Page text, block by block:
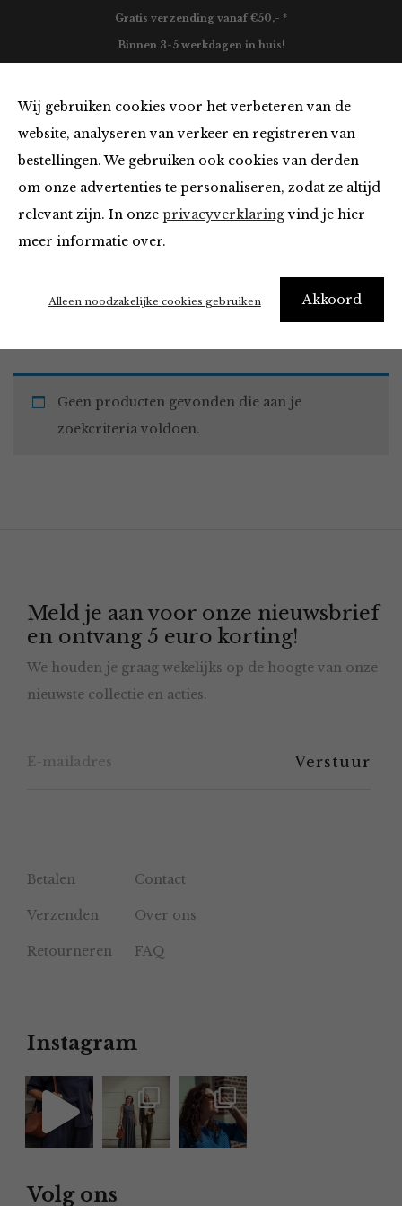
Wij gebruiken cookies voor het verbeteren van de
website, analyseren van verkeer en registreren van
bestellingen. We gebruiken ook cookies van derden
om onze advertenties te personaliseren, zodat ze altijd
relevant zijn. In onze privacyverklaringvind je hier
meer informatie over.
Akkoord
Alleen noodzakelijke cookies gebruiken
Gratis verzending vanaf €50,- *
Binnen 3-5 werkdagen in huis!
Must Haves
Home Winkel Accessoires Must Haves
Geen producten gevonden die aan je
zoekcriteria voldoen.
Meld je aan voor onze nieuwsbrief
en ontvang 5 euro korting!
We houden je graag wekelijks op de hoogte van onze
nieuwste collectie en acties.
Betalen Contact
Verzenden Over ons
Retourneren FAQ
Instagram
Volg ons